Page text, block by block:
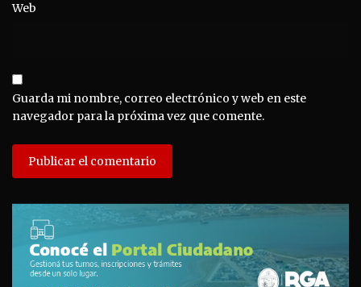
Web
Guarda mi nombre, correo electrónico y web en este
navegador para la próxima vez que comente.